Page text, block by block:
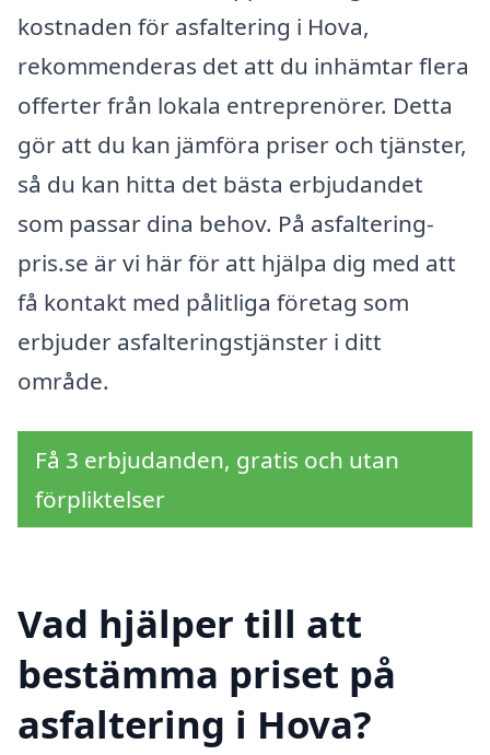
kostnaden för asfaltering i Hova,
rekommenderas det att du inhämtar flera
offerter från lokala entreprenörer. Detta
gör att du kan jämföra priser och tjänster,
så du kan hitta det bästa erbjudandet
som passar dina behov. På asfaltering-
pris.se är vi här för att hjälpa dig med att
få kontakt med pålitliga företag som
erbjuder asfalteringstjänster i ditt
område.
Få 3 erbjudanden, gratis och utan
förpliktelser
Vad hjälper till att
bestämma priset på
asfaltering i Hova?